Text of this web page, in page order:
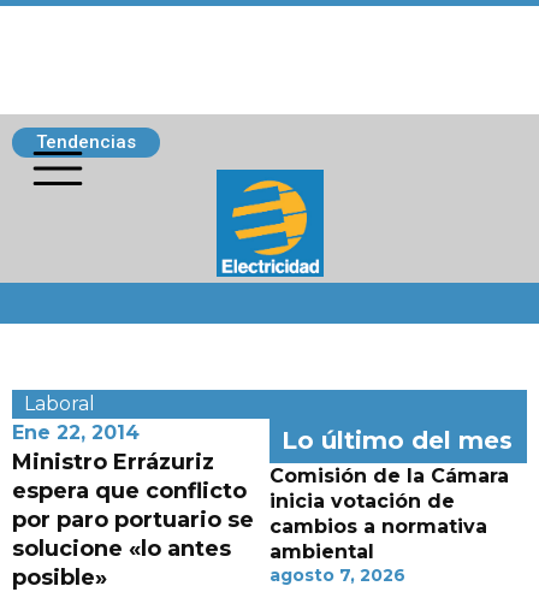
Tendencias
Laboral
Ene 22, 2014
Ministro Errázuriz
espera que conflicto
por paro portuario se
solucione «lo antes
posible»
Lo último del mes
Comisión de la Cámara
inicia votación de
cambios a normativa
ambiental
agosto 7, 2026